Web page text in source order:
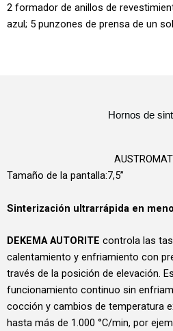
2 formador de anillos de
azul; 5 punzones de prensa de un
Hornos de
Tamaño de la pantalla:7,5”
Sinterización ultrarrápida en
DEKEMA AUTORITE controla las
calentamiento y enfriamiento con
través de la posición de elevación.
funcionamiento continuo sin
cocción y cambios de temperatura
hasta más de 1.000 °C/min, por